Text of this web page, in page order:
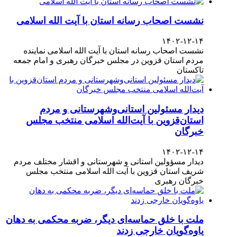
نشست اصحاب رسانه استان با آیت الله اسلامی
۱۴۰۲-۱۲-۱۴
نشست اصحاب رسانه استان با آیت الله اسلامی نماینده
مردم استان قزوین در مجلس خبرگان رهبری و امام جمعه
تاکستان
دیدار مسئولین استانی‌وشهرستانی و مردم‌
استان‌قزوین با آیت‌الله‌ اسلامی منتخب مجلس‌
خبرگان
۱۴۰۲-۱۲-۱۴
دیدار مسؤولین استانی و شهرستانی و اقشار مختلف مردم
شریف استان قزوین با آیت الله اسلامی منتخب مجلس
خبرگان رهبری
ملت با خلق حماسه‌ای دیگر، ضربه محکمی به دهان
یاوه‌گویان خارجی زدند